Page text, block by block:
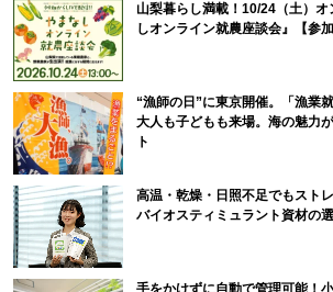
山梨暮らし満載！10/24（土）
しオンライン就農座談会』【参加
“漁師の日”に東京開催。「漁業
大人も子どもも来場。海の魅力
ト
高温・乾燥・日照不足でもスト
バイオスティミュラント資材の